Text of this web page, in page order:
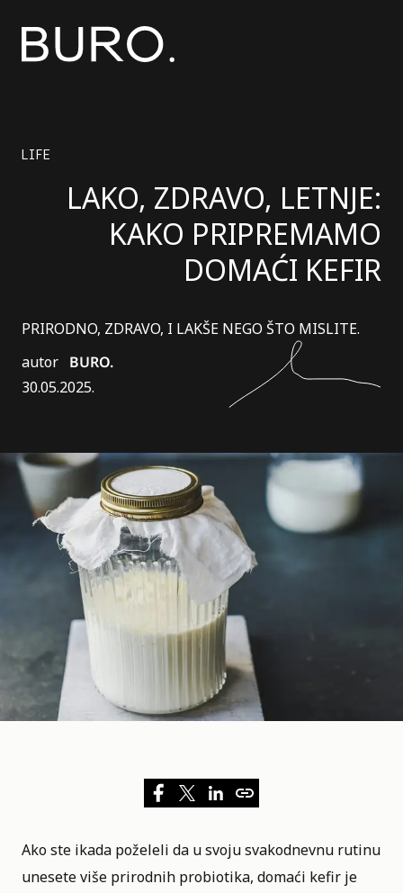
LIFE
LAKO, ZDRAVO, LETNJE:
KAKO PRIPREMAMO
DOMAĆI KEFIR
PRIRODNO, ZDRAVO, I LAKŠE NEGO ŠTO MISLITE.
autor BURO.
30.05.2025.
Ako ste ikada poželeli da u svoju svakodnevnu rutinu
unesete više prirodnih probiotika, domaći kefir je